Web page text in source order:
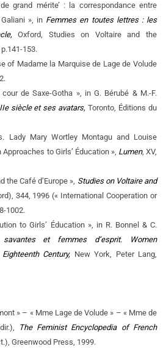
grand mérite’ : la correspondance entre
», in Femmes en toutes lettres : les
Oxford, Studies on Voltaire and the
153.
of Madame la Marquise de Lage de Volude
de Saxe-Gotha », in G. Bérubé & M.-F.
siècle et ses avatars, Toronto, Éditions du
Lady Mary Wortley Montagu and Louise
Approaches to Girls’ Éducation », Lumen, XV,
the Café d’Europe », Studies on Voltaire and
344, 1996 (« International Cooperation or
1002.
to Girls’ Éducation », in R. Bonnel & C.
savantes et femmes d’esprit. Women
Century, New York, Peter Lang,
» – « Mme Lage de Volude » – « Mme de
The Feminist Encyclopedia of French
Greenwood Press, 1999.